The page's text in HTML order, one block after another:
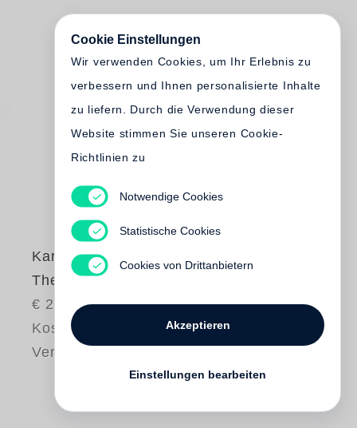
Karl Lagerfeld
The Glory of Water
€ 200.00
Kostenloser
Versand
Cookie Einstellungen
Wir verwenden Cookies, um Ihr Erlebnis zu
verbessern und Ihnen personalisierte Inhalte
zu liefern. Durch die Verwendung dieser
Website stimmen Sie unseren Cookie-
Richtlinien zu
Notwendige Cookies
Statistische Cookies
Cookies von Drittanbietern
Akzeptieren
Einstellungen bearbeiten